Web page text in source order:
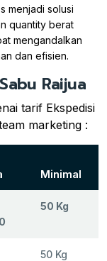
menjadi solusi
quantity berat
mengandalkan
dan efisien.
Raijua
tarif Ekspedisi
marketing :
Minimal
50 Kg
50 Kg